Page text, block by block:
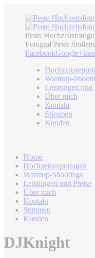
Pesto
Fotograf Peter
FacebookGoogle+
Warmup-
Leistungen und
Über mich
Kontakt
Stimmen
Kunden
Home
Hochzeitsreportagen
Warmup-Shootings
Leistungen und Preise
Über mich
Kontakt
Stimmen
Kunden
DJKnight